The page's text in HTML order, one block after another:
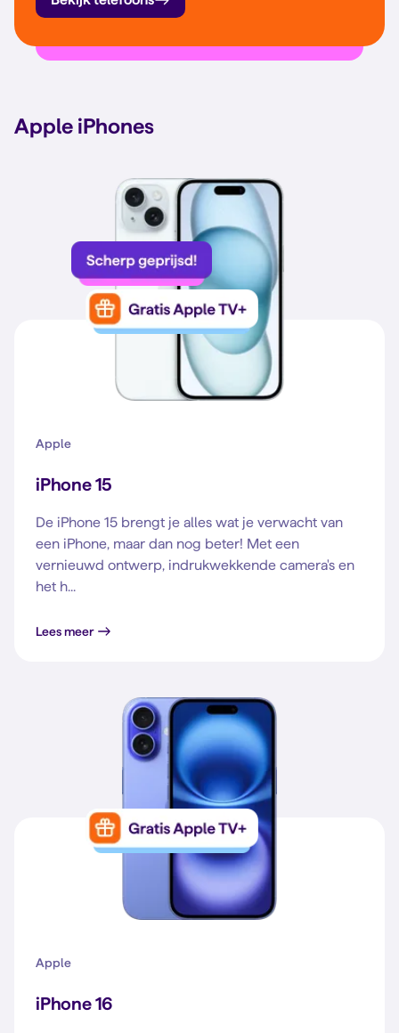
Apple iPhones
Apple
iPhone 15
De iPhone 15 brengt je alles wat je verwacht van
een iPhone, maar dan nog beter! Met een
vernieuwd ontwerp, indrukwekkende camera's en
het h...
Lees meer
Apple
iPhone 16